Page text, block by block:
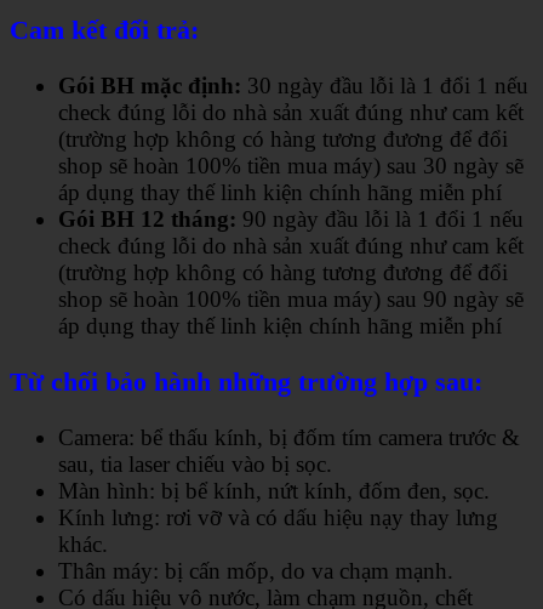
Cam kết đổi trả:
Gói BH mặc định: 30 ngày đầu lỗi là 1 đổi 1 nếu
check đúng lỗi do nhà sản xuất đúng như cam kết
(trường hợp không có hàng tương đương để đổi
shop sẽ hoàn 100% tiền mua máy) sau 30 ngày sẽ
áp dụng thay thế linh kiện chính hãng miễn phí
Gói BH 12 tháng: 90 ngày đầu lỗi là 1 đổi 1 nếu
check đúng lỗi do nhà sản xuất đúng như cam kết
(trường hợp không có hàng tương đương để đổi
shop sẽ hoàn 100% tiền mua máy) sau 90 ngày sẽ
áp dụng thay thế linh kiện chính hãng miễn phí
Từ chối bảo hành những trường hợp sau:
Camera: bể thấu kính, bị đốm tím camera trước &
sau, tia laser chiếu vào bị sọc.
Màn hình: bị bể kính, nứt kính, đốm đen, sọc.
Kính lưng: rơi vỡ và có dấu hiệu nạy thay lưng
khác.
Thân máy: bị cấn mốp, do va chạm mạnh.
Có dấu hiệu vô nước, làm chạm nguồn, chết